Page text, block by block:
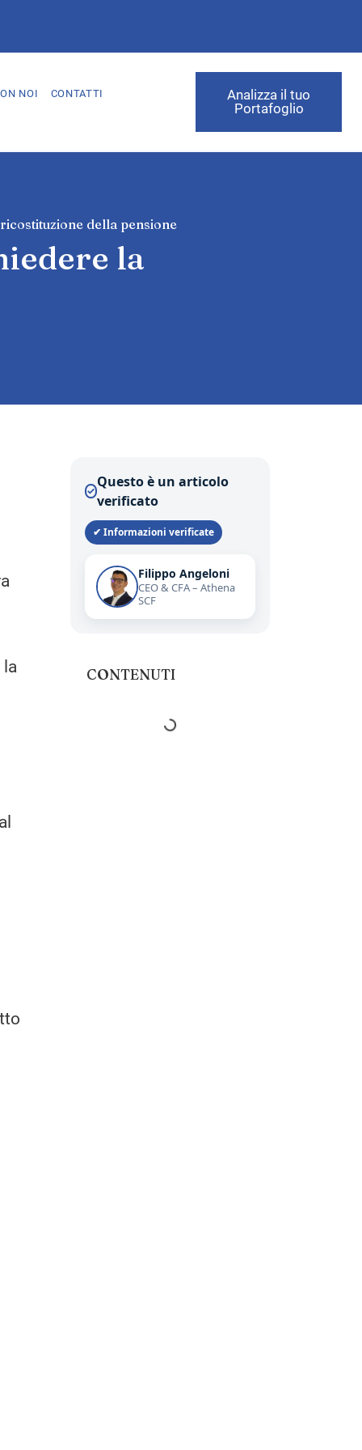
NOI CONTATTI
Analizza il tuo
Portafoglio
della pensione
la
la
✓
Questo è un articolo
verificato
✔ Informazioni verificate
Filippo Angeloni
CEO & CFA – Athena
SCF
CONTENUTI